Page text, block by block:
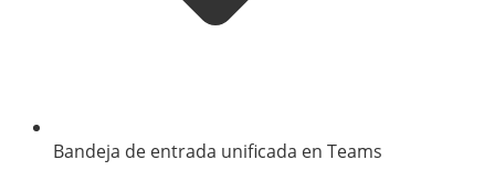
Bandeja de entrada unificada en Teams